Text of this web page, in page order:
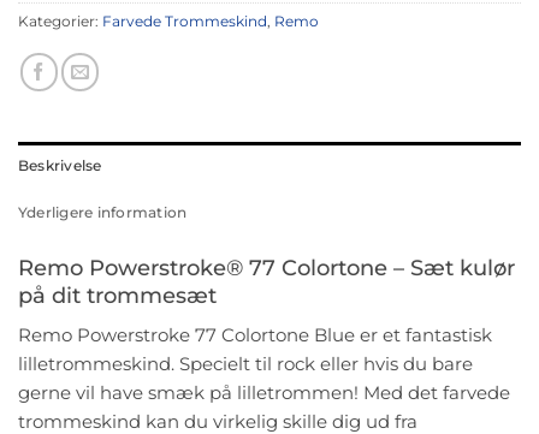
Kategorier: Farvede Trommeskind, Remo
Beskrivelse
Yderligere information
Remo Powerstroke® 77 Colortone – Sæt kulør
på dit trommesæt
Remo Powerstroke 77 Colortone Blue er et fantastisk
lilletrommeskind. Specielt til rock eller hvis du bare
gerne vil have smæk på lilletrommen! Med det farvede
trommeskind kan du virkelig skille dig ud fra